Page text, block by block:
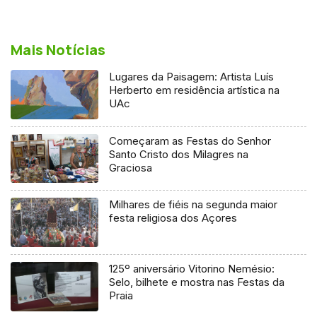
Mais Notícias
Lugares da Paisagem: Artista Luís
Herberto em residência artística na
UAc
Começaram as Festas do Senhor
Santo Cristo dos Milagres na
Graciosa
Milhares de fiéis na segunda maior
festa religiosa dos Açores
125º aniversário Vitorino Nemésio:
Selo, bilhete e mostra nas Festas da
Praia